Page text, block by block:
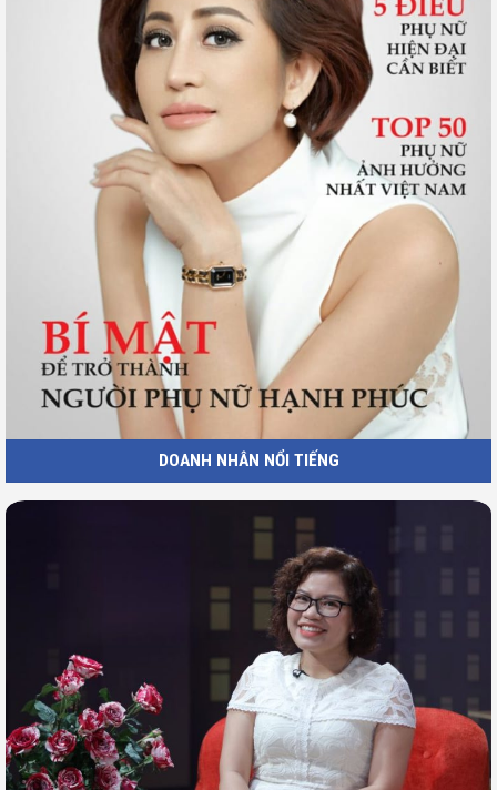
DOANH NHÂN NỔI TIẾNG